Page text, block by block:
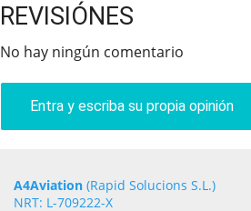
REVISIÓNES
No hay ningún comentario
Entra y escriba su propia opinión
A4Aviation (Rapid Solucions S.L.)
NRT: L-709222-X